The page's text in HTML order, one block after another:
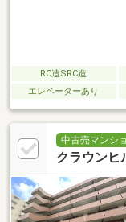
RC造SRC造
エレベーターあり
中古売マンシ
クラウンヒ